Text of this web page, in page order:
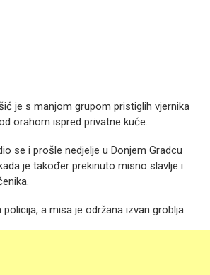
je s manjom grupom pristiglih vjernika
orahom ispred privatne kuće.
se i prošle nedjelje u Donjem Gradcu
je također prekinuto misno slavlje i
a misa je održana izvan groblja.